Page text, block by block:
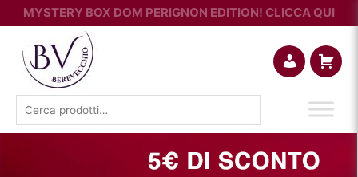
MYSTERY BOX DOM PERIGNON EDITION! CLICCA QUI
Cerca: